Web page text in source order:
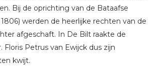
Bij de oprichting van de Bataafse
1806) werden de heerlijke rechten van de
afgeschaft. In De Bilt raakte de
Floris Petrus van Ewijck dus zijn
kwijt.